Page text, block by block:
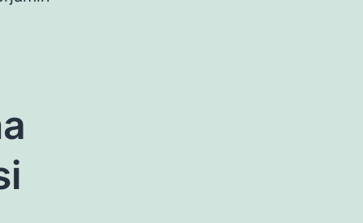
DAN BEKASI UNTUK PEMESANAN